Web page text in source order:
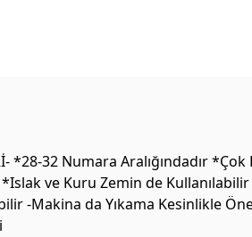
*28-32 Numara Aralığındadır
ve Kuru Zemin de
-Makina da Yıkama Kesinlikle